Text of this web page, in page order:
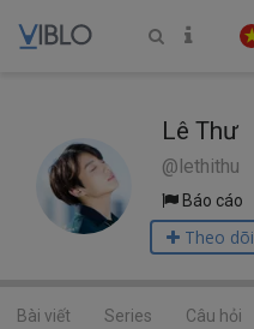
Lê Thư
@lethithu
Báo cáo
Theo dõi
Bài viết Series Câu hỏi